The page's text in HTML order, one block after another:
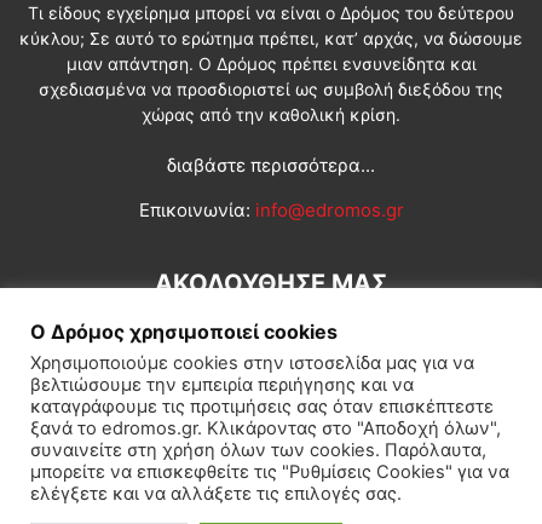
Τι είδους εγχείρημα μπορεί να είναι ο Δρόμος του δεύτερου
κύκλου; Σε αυτό το ερώτημα πρέπει, κατ’ αρχάς, να δώσουμε
μιαν απάντηση. Ο Δρόμος πρέπει ενσυνείδητα και
σχεδιασμένα να προσδιοριστεί ως συμβολή διεξόδου της
χώρας από την καθολική κρίση.
διαβάστε περισσότερα...
Επικοινωνία: info@edromos.gr
ΑΚΟΛΟΥΘΗΣΕ ΜΑΣ
Εγγραφή συνδρομητή Πολιτική Διεθνή Κοινωνία
Πολιτισμός Αφιερώματα
Ο Δρόμος χρησιμοποιεί cookies
Χρησιμοποιούμε cookies στην ιστοσελίδα μας για να
βελτιώσουμε την εμπειρία περιήγησης και να
καταγράφουμε τις προτιμήσεις σας όταν επισκέπτεστε
ξανά το edromos.gr. Κλικάροντας στο "Αποδοχή όλων",
συναινείτε στη χρήση όλων των cookies. Παρόλαυτα,
μπορείτε να επισκεφθείτε τις "Ρυθμίσεις Cookies" για να
ελέγξετε και να αλλάξετε τις επιλογές σας.